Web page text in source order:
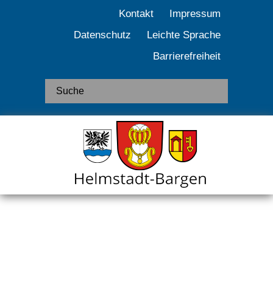
Kontakt
Impressum
Datenschutz
Leichte Sprache
Barrierefreiheit